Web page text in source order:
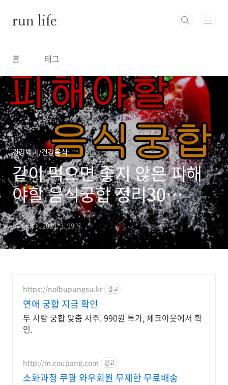
run life
홈 태그
건강백과/건강음식
같이 먹으면 좋지 않은 피해
야할 음식궁합 정리30
(No.1)
by 러늬 2023. 3. 19.
https://nolbupungsu.kr 광고
연애 궁합 지금 확인
두 사람 궁합 맞춤 사주. 990원 특가, 체크아웃에서 확
인.
http://m.coupang.com 광고
소화과정 쿠팡 와우회원 무제한 무료배송